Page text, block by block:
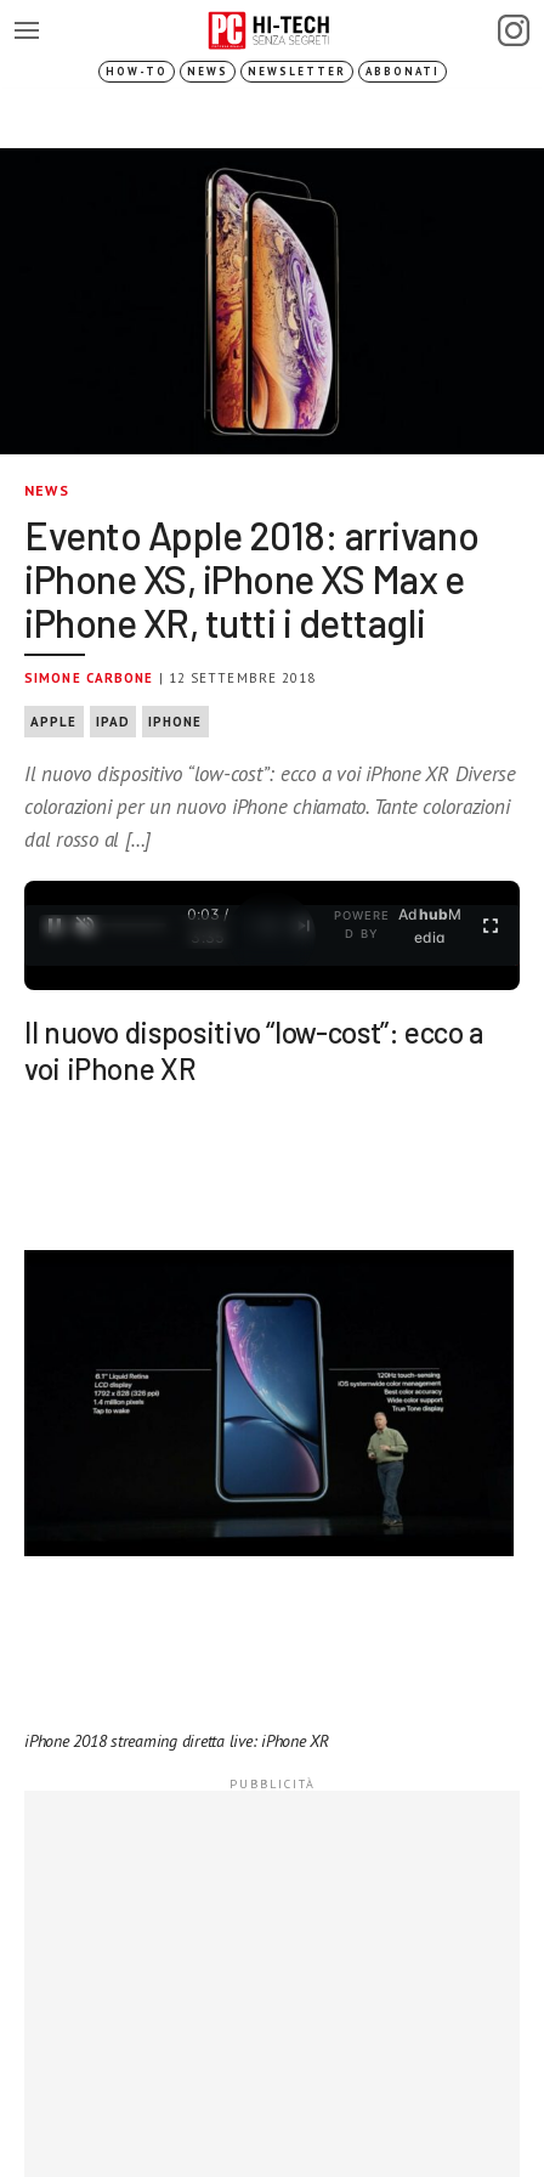
HOW-TO NEWS NEWSLETTER ABBONATI
NEWS
Evento Apple 2018: arrivano
iPhone XS, iPhone XS Max e
iPhone XR, tutti i dettagli
SIMONE CARBONE | 12 SETTEMBRE 2018
APPLE IPAD IPHONE
Il nuovo dispositivo “low-cost”: ecco a voi iPhone XR Diverse
colorazioni per un nuovo iPhone chiamato. Tante colorazioni
dal rosso al […]
0:04 /
3:35
POWERE
D BY
AdhubM
edia
Il nuovo dispositivo “low-cost”: ecco a
voi iPhone XR
iPhone 2018 streaming diretta live: iPhone XR